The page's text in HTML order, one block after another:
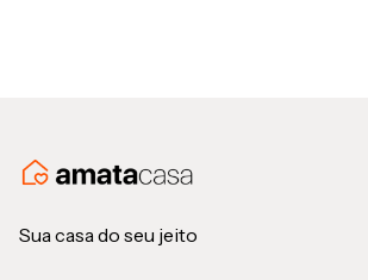
Sua casa do seu jeito